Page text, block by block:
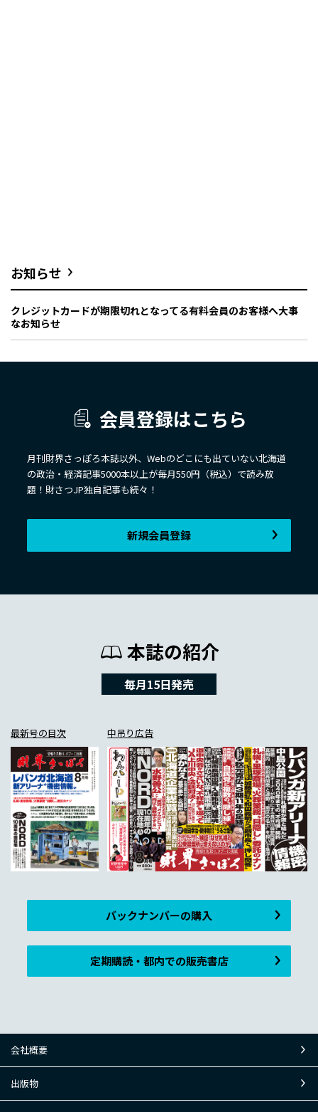
お知らせ
クレジットカードが期限切れとなってる有料会員のお客様へ大事
なお知らせ
会員登録はこちら
月刊財界さっぽろ本誌以外、Webのどこにも出ていない北海道
の政治・経済記事5000本以上が毎月550円（税込）で読み放
題！財さつJP独自記事も続々！
新規会員登録
本誌の紹介
毎月15日発売
最新号の目次 中吊り広告
バックナンバーの購入
定期購読・都内での販売書店
会社概要
出版物